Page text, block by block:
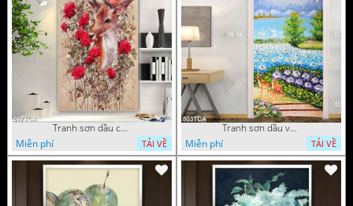
Tranh sơn dầu chú nai trong vườn hoa decor tường in uv
Miễn phí
TẢI VỀ
Tranh sơn dầu vườn hoa bên dòng sông decor tường
Miễn phí
TẢI VỀ